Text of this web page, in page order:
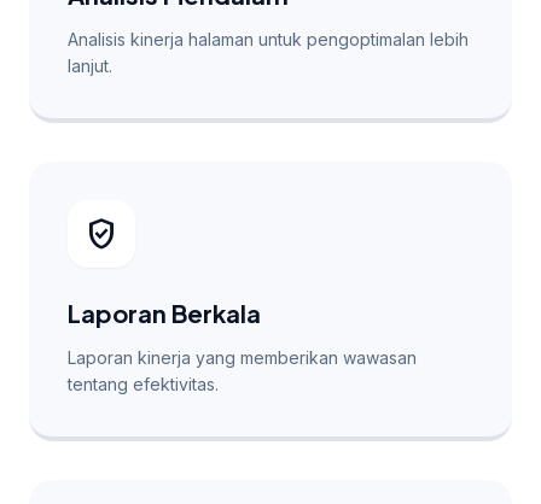
Analisis kinerja halaman untuk pengoptimalan lebih
lanjut.
verified_user
Laporan Berkala
Laporan kinerja yang memberikan wawasan
tentang efektivitas.